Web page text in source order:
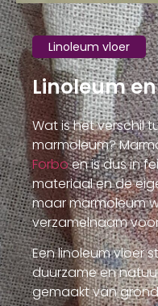
Linoleum vloer
Linoleum
Wat is het verschil
marmoleum?
Forboen is dus in
materiaal en de
maar marmoleum
verzamelnaam
Een linoleum vloer
duurzame en
gemaakt van